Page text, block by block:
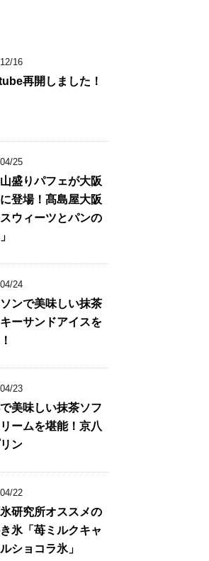
16
再開しました！
25
盛りパフェが大阪
登場！髙島屋大阪
ウィーツとパンの
24
ンで美味しい抹茶
ーサンドアイスを
23
美味しい抹茶ソフ
リームを堪能！京八
ン
22
研究所オススメの
氷「苺ミルクキャ
ショコラ氷」